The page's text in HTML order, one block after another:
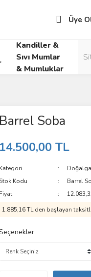
Üye
Kandiller &
Sıvı Mumlar
& Mumluklar
Barrel Soba
14.500,00 TL
Kategori
Kodu
Barrel
Fiyat
1.885,16 TL den başlayan